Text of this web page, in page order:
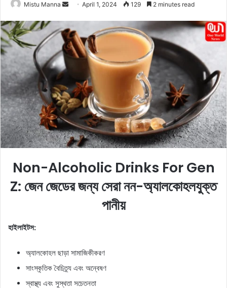
Mistu Manna
n
d
a
m
a
i
l
April 1, 2024 129 2 minutes read
Non-Alcoholic Drinks For Gen
Z: জেন জেডের জন্য সেরা নন-অ্যালকোহলযুক্ত
পানীয়
হাইলাইটস:
অ্যালকোহল ছাড়া সামাজিকীকরণ
সাংস্কৃতিক বৈচিত্র্য এবং অন্বেষণ
স্বাস্থ্য এবং সুস্থতা সচেতনতা